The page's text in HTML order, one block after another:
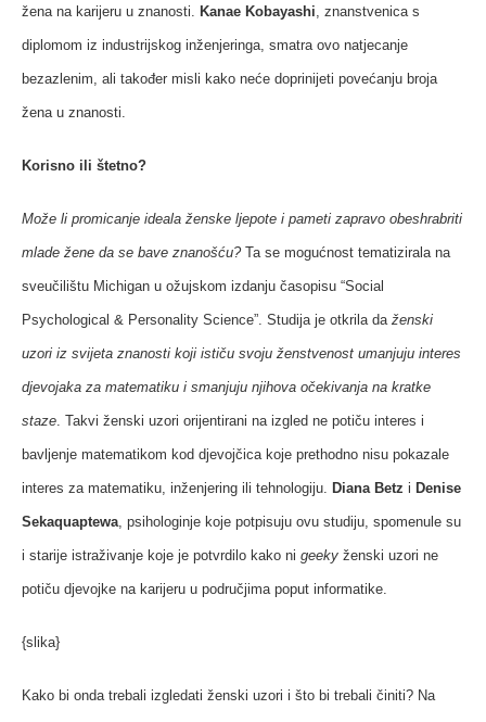
žena na karijeru u znanosti. Kanae Kobayashi, znanstvenica s
diplomom iz industrijskog inženjeringa, smatra ovo natjecanje
bezazlenim, ali također misli kako neće doprinijeti povećanju broja
žena u znanosti.
Korisno ili štetno?
Može li promicanje ideala ženske ljepote i pameti zapravo obeshrabriti
mlade žene da se bave znanošću?Ta se mogućnost tematizirala na
sveučilištu Michigan u ožujskom izdanju časopisu “Social
Psychological & Personality Science”. Studija je otkrila da ženski
uzori iz svijeta znanosti koji ističu svoju ženstvenost umanjuju interes
djevojaka za matematiku i smanjuju njihova očekivanja na kratke
staze. Takvi ženski uzori orijentirani na izgled ne potiču interes i
bavljenje matematikom kod djevojčica koje prethodno nisu pokazale
interes za matematiku, inženjering ili tehnologiju. Diana Betz i Denise
Sekaquaptewa, psihologinje koje potpisuju ovu studiju, spomenule su
i starije istraživanje koje je potvrdilo kako ni geeky ženski uzori ne
potiču djevojke na karijeru u područjima poput informatike.
{slika}
Kako bi onda trebali izgledati ženski uzori i što bi trebali činiti? Na